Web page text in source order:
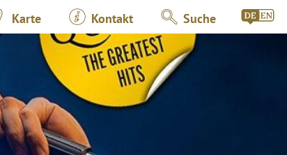
Karte Kontakt Suche